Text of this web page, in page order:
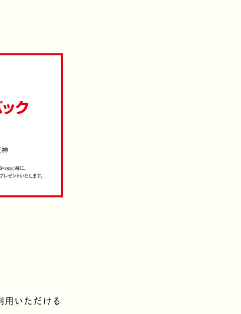
用いただける